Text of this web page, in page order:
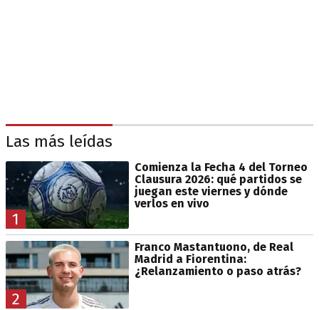
Las más leídas
1
Comienza la Fecha 4 del Torneo
Clausura 2026: qué partidos se
juegan este viernes y dónde
verlos en vivo
2
Franco Mastantuono, de Real
Madrid a Fiorentina:
¿Relanzamiento o paso atrás?